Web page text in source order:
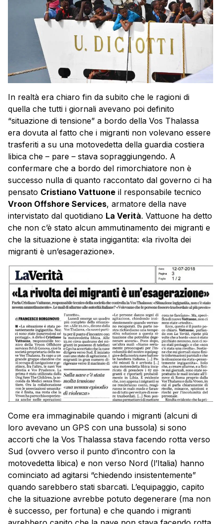
In realtà era chiaro fin da subito che le ragioni di
quella che tutti i giornali avevano poi definito
“situazione di tensione” a bordo della Vos Thalassa
era dovuta al fatto che i migranti non volevano essere
trasferiti a su una motovedetta della guardia costiera
libica che – pare – stava sopraggiungendo. A
confermare che a bordo del rimorchiatore non è
successo nulla di quanto raccontato dal governo ci ha
pensato Cristiano Vattuone il responsabile tecnico
Vroon Offshore Services, armatore della nave
intervistato dal quotidiano La Verità. Vattuone ha detto
che non c’è stato alcun ammutinamento dei migranti e
che la situazione è stata ingigantita: «la rivolta dei
migranti è un’esagerazione».
Come era immaginabile quando i migranti (alcuni di
loro avevano un GPS con una bussola) si sono
accorti che la Vos Thalassa stava facendo rotta verso
Sud (ovvero verso il punto d’incontro con la
motovedetta libica) e non verso Nord (l’Italia) hanno
cominciato ad agitarsi “chiedendo insistentemente”
quando sarebbero stati sbarcati. L’equipaggio, capito
che la situazione avrebbe potuto degenerare (ma non
è successo, per fortuna) e che quando i migranti